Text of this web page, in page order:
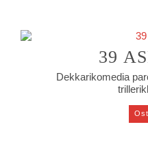
39
Dekkarikomedia